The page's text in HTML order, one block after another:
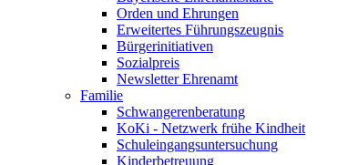
Orden und Ehrungen
Erweitertes Führungszeugnis
Bürgerinitiativen
Sozialpreis
Newsletter Ehrenamt
Familie
Schwangerenberatung
KoKi - Netzwerk frühe Kindheit
Schuleingangsuntersuchung
Kinderbetreuung